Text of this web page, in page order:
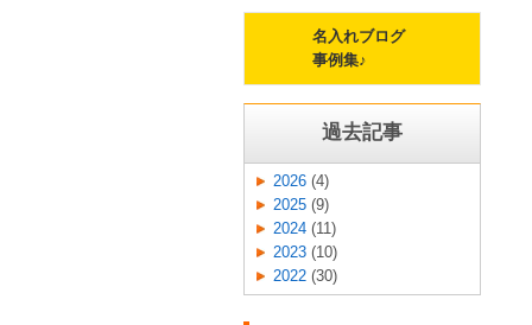
名入れブログ
事例集♪
過去記事
2026 (4)
2025 (9)
2024 (11)
2023 (10)
2022 (30)